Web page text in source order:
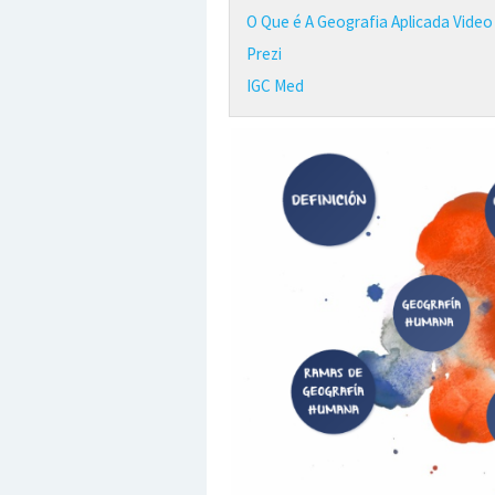
O Que é A Geografia Aplicada Video
Prezi
IGC Med